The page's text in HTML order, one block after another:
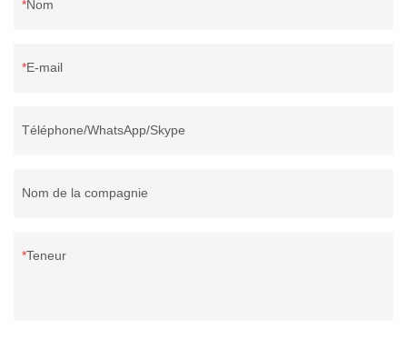
Nom
E-mail
Téléphone/WhatsApp/Skype
Nom de la compagnie
Teneur